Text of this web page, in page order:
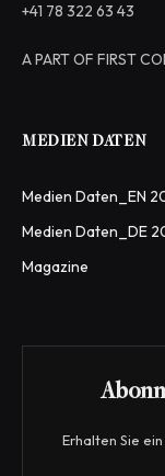
+41 78 322 63 43
A PART OF FIRST
MEDIEN DATEN
Medien Daten_EN
Medien Daten_DE
Magazine
Erhalten Sie